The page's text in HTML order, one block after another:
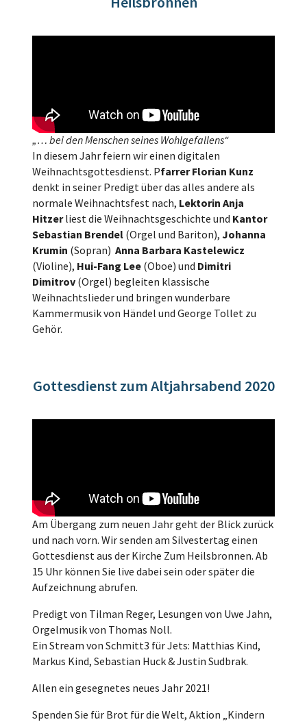
„… bei den Menschen seines Wohlgefallens“
In diesem Jahr feiern wir einen digitalen
Weihnachtsgottesdienst. Pfarrer Florian Kunz
denkt in seiner Predigt über das alles andere als
normale Weihnachtsfest nach, Lektorin Anja
Hitzerliest die Weihnachtsgeschichte und Kantor
Sebastian Brendel (Orgel und Bariton), Johanna
Krumin (Sopran) Anna Barbara Kastelewicz
(Violine), Hui-Fang Lee (Oboe) und Dimitri
Dimitrov (Orgel) begleiten klassische
Weihnachtslieder und bringen wunderbare
Kammermusik von Händel und George Tollet zu
Gehör.
Gottesdienst zum Altjahrsabend 2020
Am Übergang zum neuen Jahr geht der Blick zurück
und nach vorn. Wir senden am Silvestertag einen
Gottesdienst aus der Kirche Zum Heilsbronnen. Ab
15 Uhr können Sie live dabei sein oder später die
Aufzeichnung abrufen.
Predigt von Tilman Reger, Lesungen von Uwe Jahn,
Orgelmusik von Thomas Noll.
Ein Stream von Schmitt3 für Jets: Matthias Kind,
Markus Kind, Sebastian Huck & Justin Sudbrak.
Allen ein gesegnetes neues Jahr 2021!
Spenden Sie für Brot für die Welt, Aktion „Kindern